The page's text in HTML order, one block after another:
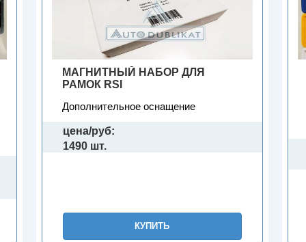
МАГНИТНЫЙ НАБОР ДЛЯ
РАМОК RSI
Дополнительное оснащение
цена/руб:
1490 шт.
КУПИТЬ